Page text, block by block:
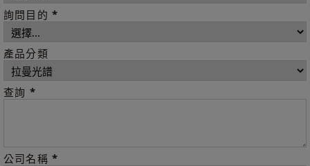
詢問目的 *
產品分類
查詢 *
公司名稱 *